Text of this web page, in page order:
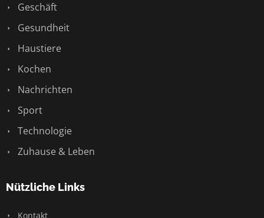
Geschäft
Gesundheit
Haustiere
Kochen
Nachrichten
Sport
Technologie
Zuhause & Leben
Nützliche Links
Kontakt